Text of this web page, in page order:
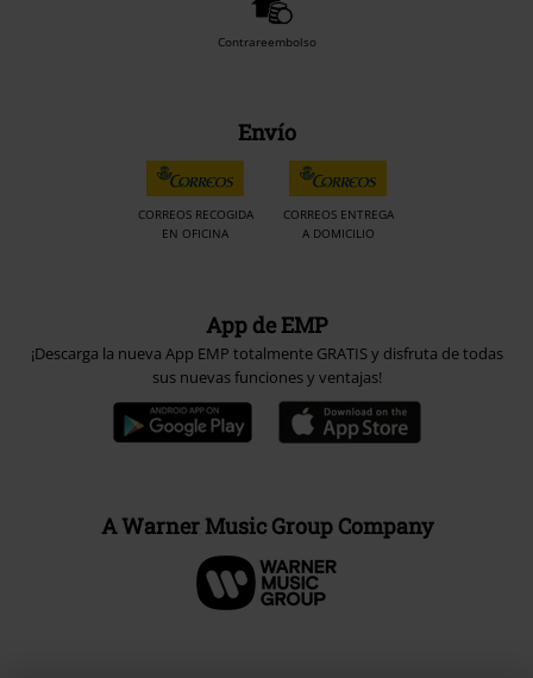
Contrareembolso
Envío
CORREOS RECOGIDA
EN OFICINA
CORREOS ENTREGA
A DOMICILIO
App de EMP
¡Descarga la nueva App EMP totalmente GRATIS y disfruta de todas
sus nuevas funciones y ventajas!
A Warner Music Group Company